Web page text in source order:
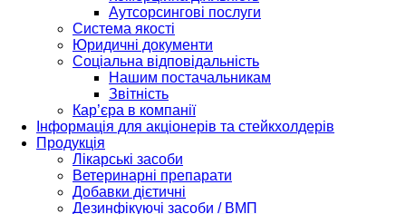
Аутсорсингові послуги
Система якості
Юридичні документи
Соціальна відповідальність
Нашим постачальникам
Звітність
Кар’єра в компанії
Інформація для акціонерів та стейкхолдерів
Продукція
Лікарські засоби
Ветеринарні препарати
Добавки дієтичні
Дезинфікуючі засоби / ВМП